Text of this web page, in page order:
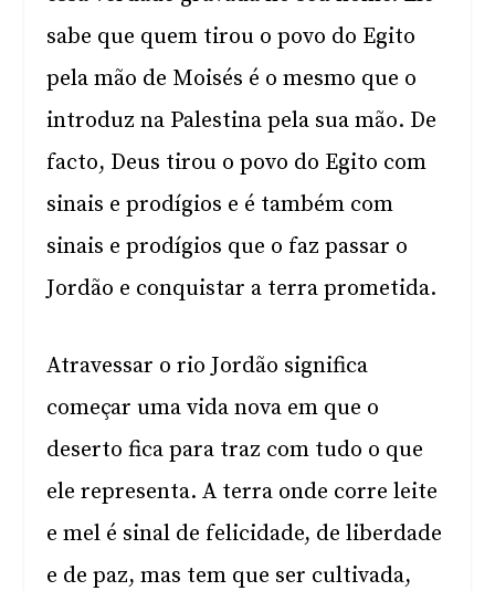
sabe que quem tirou o povo do Egito
pela mão de Moisés é o mesmo que o
introduz na Palestina pela sua mão. De
facto, Deus tirou o povo do Egito com
sinais e prodígios e é também com
sinais e prodígios que o faz passar o
Jordão e conquistar a terra prometida.
Atravessar o rio Jordão significa
começar uma vida nova em que o
deserto fica para traz com tudo o que
ele representa. A terra onde corre leite
e mel é sinal de felicidade, de liberdade
e de paz, mas tem que ser cultivada,